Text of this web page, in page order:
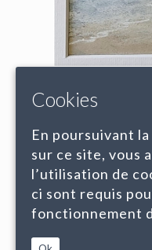
Cookies
En poursuivant
sur ce site, vous
l’utilisation de
ci sont requis
fonctionnement